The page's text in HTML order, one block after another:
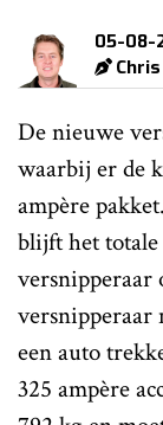
05-08-
De nieuwe
waarbij er de
ampère
blijft het
versnipperaar
versnipperaar
een auto
325 ampère